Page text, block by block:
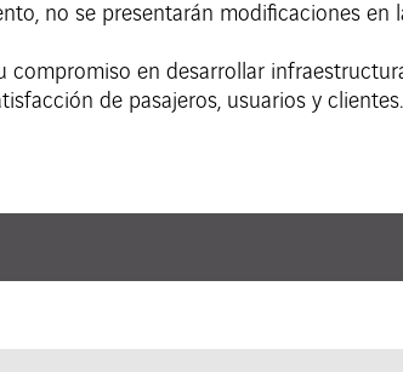
no se presentarán modificaciones en
compromiso en desarrollar
de pasajeros, usuarios y clientes.